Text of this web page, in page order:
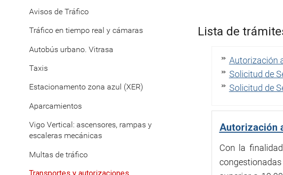
Lista de
Autorización
Solicitud de
Solicitud de
Autorización
Con la
Avisos de Tráfico
Tráfico en tiempo real y cámaras
Autobús urbano. Vitrasa
Taxis
Estacionamento zona azul (XER)
Aparcamientos
Vigo Vertical: ascensores, rampas y
escaleras mecánicas
Multas de tráfico